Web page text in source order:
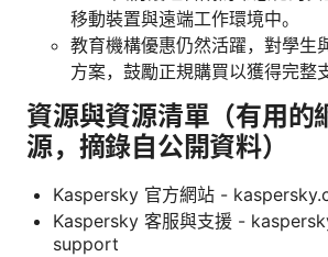
移動裝置與遠端工作環境中。
教育機構優惠仍然活躍，對學生
方案，鼓勵正規購買以獲得完整
資源與資源清單（有用的
源，摘錄自公開資料）
Kaspersky 官方網站 -
Kaspersky 客服與支援 -
support